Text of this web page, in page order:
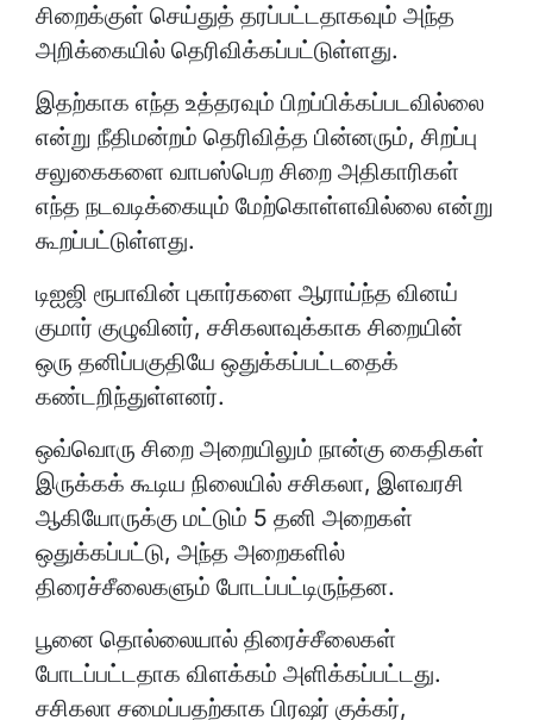
சிறைக்குள் செய்துத் தரப்பட்டதாகவும் அந்த
அறிக்கையில் தெரிவிக்கப்பட்டுள்ளது.
இதற்காக எந்த உத்தரவும் பிறப்பிக்கப்படவில்லை
என்று நீதிமன்றம் தெரிவித்த பின்னரும், சிறப்பு
சலுகைகளை வாபஸ்பெற சிறை அதிகாரிகள்
எந்த நடவடிக்கையும் மேற்கொள்ளவில்லை என்று
கூறப்பட்டுள்ளது.
டிஐஜி ரூபாவின் புகார்களை ஆராய்ந்த வினய்
குமார் குழுவினர், சசிகலாவுக்காக சிறையின்
ஒரு தனிப்பகுதியே ஒதுக்கப்பட்டதைக்
கண்டறிந்துள்ளனர்.
ஒவ்வொரு சிறை அறையிலும் நான்கு கைதிகள்
இருக்கக் கூடிய நிலையில் சசிகலா, இளவரசி
ஆகியோருக்கு மட்டும் 5 தனி அறைகள்
ஒதுக்கப்பட்டு, அந்த அறைகளில்
திரைச்சீலைகளும் போடப்பட்டிருந்தன.
பூனை தொல்லையால் திரைச்சீலைகள்
போடப்பட்டதாக விளக்கம் அளிக்கப்பட்டது.
சசிகலா சமைப்பதற்காக பிரஷர் குக்கர்,